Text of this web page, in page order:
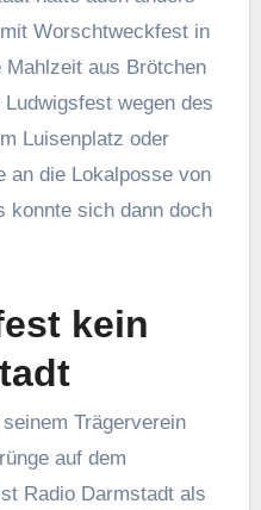
Worschtweckfest in
aus Brötchen
wegen des
Luisenplatz oder
an die Lokalposse von
konnte sich dann doch
kein
Trägerverein
auf dem
Radio Darmstadt als